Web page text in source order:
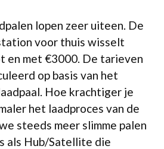
lopen zeer uiteen. De
voor thuis wisselt
en met €3000. De tarieven
op basis van het
Hoe krachtiger je
het laadproces van de
steeds meer slimme palen
als Hub/Satellite die